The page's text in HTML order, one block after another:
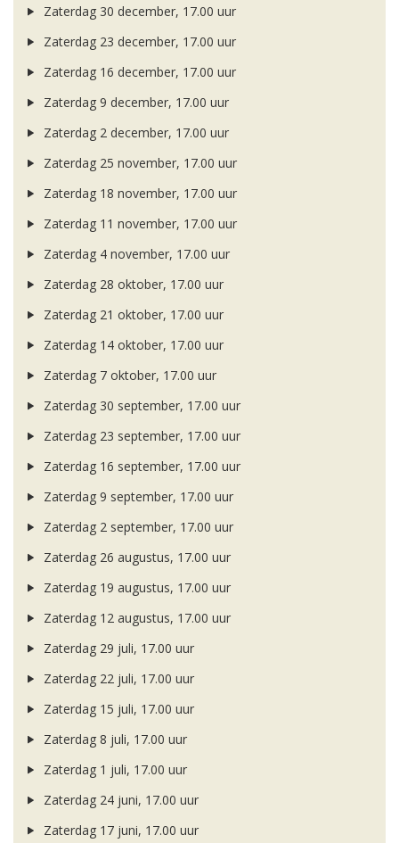
Zaterdag 30 december, 17.00 uur
Zaterdag 23 december, 17.00 uur
Zaterdag 16 december, 17.00 uur
Zaterdag 9 december, 17.00 uur
Zaterdag 2 december, 17.00 uur
Zaterdag 25 november, 17.00 uur
Zaterdag 18 november, 17.00 uur
Zaterdag 11 november, 17.00 uur
Zaterdag 4 november, 17.00 uur
Zaterdag 28 oktober, 17.00 uur
Zaterdag 21 oktober, 17.00 uur
Zaterdag 14 oktober, 17.00 uur
Zaterdag 7 oktober, 17.00 uur
Zaterdag 30 september, 17.00 uur
Zaterdag 23 september, 17.00 uur
Zaterdag 16 september, 17.00 uur
Zaterdag 9 september, 17.00 uur
Zaterdag 2 september, 17.00 uur
Zaterdag 26 augustus, 17.00 uur
Zaterdag 19 augustus, 17.00 uur
Zaterdag 12 augustus, 17.00 uur
Zaterdag 29 juli, 17.00 uur
Zaterdag 22 juli, 17.00 uur
Zaterdag 15 juli, 17.00 uur
Zaterdag 8 juli, 17.00 uur
Zaterdag 1 juli, 17.00 uur
Zaterdag 24 juni, 17.00 uur
Zaterdag 17 juni, 17.00 uur